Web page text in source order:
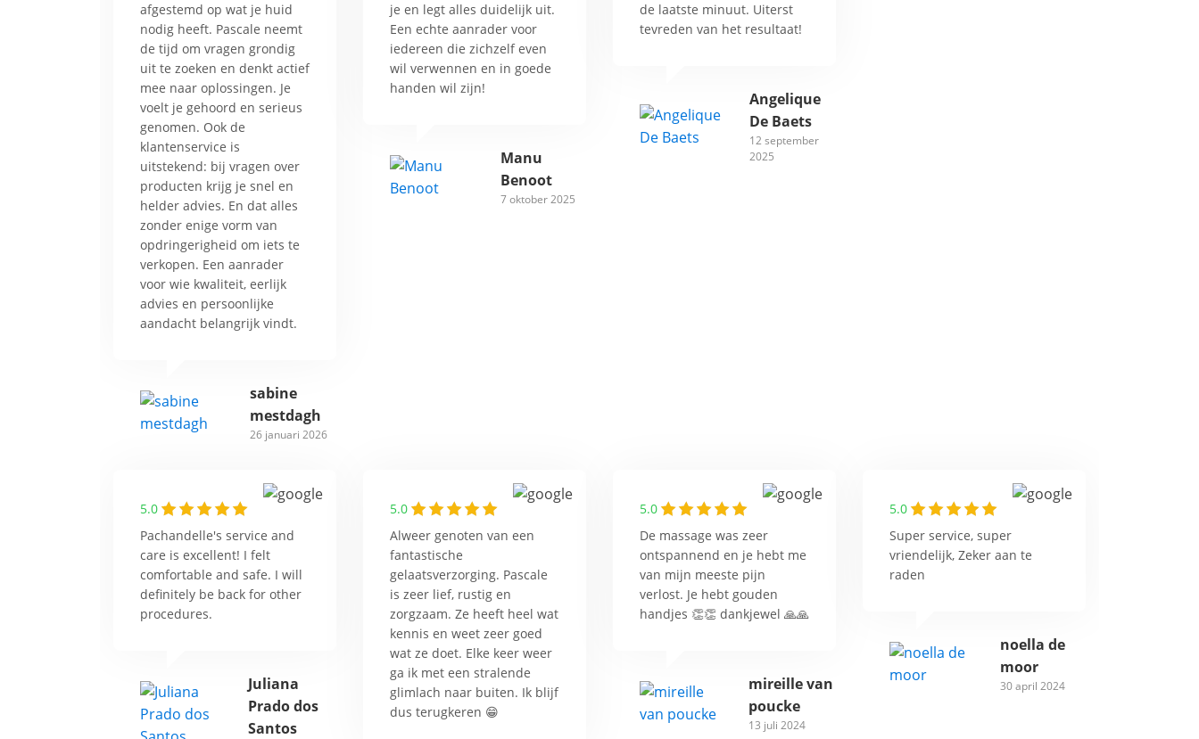
afgestemd op wat je huid
nodig heeft. Pascale neemt
de tijd om vragen grondig
uit te zoeken en denkt actief
mee naar oplossingen. Je
voelt je gehoord en serieus
genomen. Ook de
klantenservice is
uitstekend: bij vragen over
producten krijg je snel en
helder advies. En dat alles
zonder enige vorm van
opdringerigheid om iets te
verkopen. Een aanrader
voor wie kwaliteit, eerlijk
advies en persoonlijke
aandacht belangrijk vindt.
sabine
mestdagh
26 januari 2026
je en legt alles duidelijk uit.
Een echte aanrader voor
iedereen die zichzelf even
wil verwennen en in goede
handen wil zijn!
Manu
Benoot
7 oktober 2025
de laatste minuut. Uiterst
tevreden van het resultaat!
Angelique
De Baets
12 september
2025
5.0
Pachandelle's service and
care is excellent! I felt
comfortable and safe. I will
definitely be back for other
procedures.
Juliana
Prado dos
Santos
5.0
Alweer genoten van een
fantastische
gelaatsverzorging. Pascale
is zeer lief, rustig en
zorgzaam. Ze heeft heel wat
kennis en weet zeer goed
wat ze doet. Elke keer weer
ga ik met een stralende
glimlach naar buiten. Ik blijf
dus terugkeren 😁
5.0
De massage was zeer
ontspannend en je hebt me
van mijn meeste pijn
verlost. Je hebt gouden
handjes 👏👏 dankjewel 🙏🙏
mireille van
poucke
13 juli 2024
5.0
Super service, super
vriendelijk, Zeker aan te
raden
noella de
moor
30 april 2024